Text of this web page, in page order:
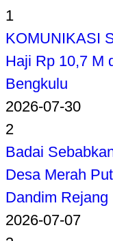
1
KOMUNIKASI
Haji Rp 10,7 M
Bengkulu
2026-07-30
2
Badai
Desa Merah
Dandim Rejang
2026-07-07